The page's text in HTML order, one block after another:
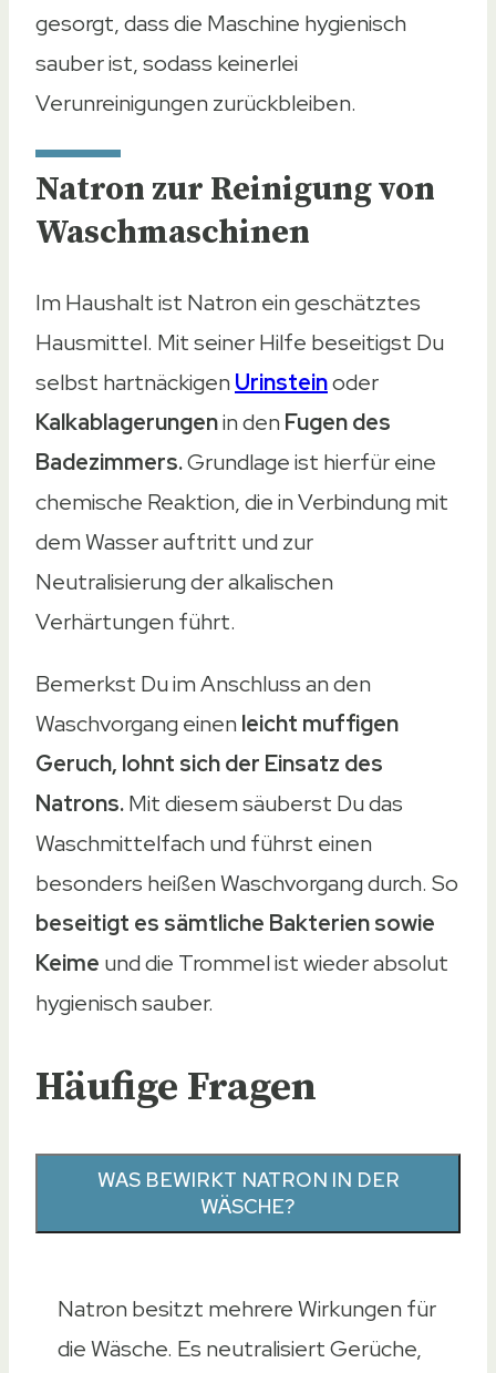
gesorgt, dass die Maschine hygienisch
sauber ist, sodass keinerlei
Verunreinigungen zurückbleiben.
Natron zur Reinigung von
Waschmaschinen
Im Haushalt ist Natron ein geschätztes
Hausmittel. Mit seiner Hilfe beseitigst Du
selbst hartnäckigenUrinsteinoder
Kalkablagerungenin denFugen des
Badezimmers.Grundlage ist hierfür eine
chemische Reaktion, die in Verbindung mit
dem Wasser auftritt und zur
Neutralisierung der alkalischen
Verhärtungen führt.
Bemerkst Du im Anschluss an den
Waschvorgang einenleicht muffigen
Geruch, lohnt sich der Einsatz des
Natrons.Mit diesem säuberst Du das
Waschmittelfach und führst einen
besonders heißen Waschvorgang durch. So
beseitigt es sämtliche Bakterien sowie
Keime und die Trommel ist wieder absolut
hygienisch sauber.
Häufige Fragen
WAS BEWIRKT NATRON IN DER
WÄSCHE?
Natron besitzt mehrere Wirkungen für
die Wäsche. Es neutralisiert Gerüche,